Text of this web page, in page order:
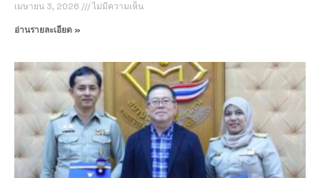
เมษายน 3, 2026 ไม่มีความเห็น
อ่านรายละเอียด »